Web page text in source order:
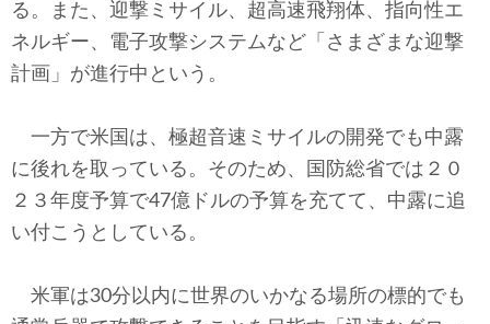
る。また、迎撃ミサイル、超高速飛翔体、指向性エ
ネルギー、電子攻撃システムなど「さまざまな迎撃
計画」が進行中という。
一方で米国は、極超音速ミサイルの開発でも中露
に後れを取っている。そのため、国防総省では２０
２３年度予算で47億ドルの予算を充てて、中露に追
い付こうとしている。
米軍は30分以内に世界のいかなる場所の標的でも